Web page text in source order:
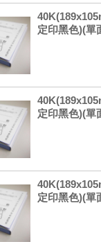
定印黑色)(單
定印黑色)(單
定印黑色)(單